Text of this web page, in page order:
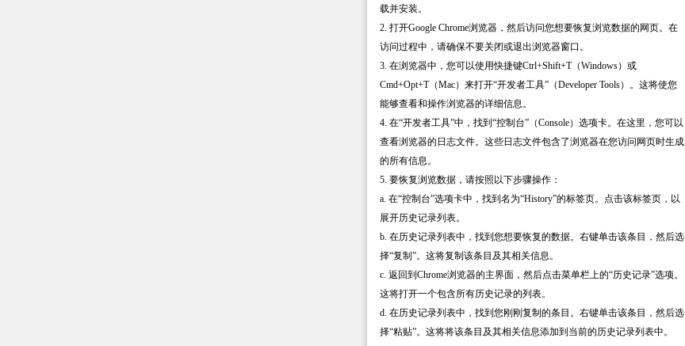
载并安装。
2. 打开Google Chrome浏览器，然后访问您想要恢复浏览数据的网页。在
访问过程中，请确保不要关闭或退出浏览器窗口。
3. 在浏览器中，您可以使用快捷键Ctrl+Shift+T（Windows）或
Cmd+Opt+T（Mac）来打开“开发者工具”（Developer Tools）。这将使您
能够查看和操作浏览器的详细信息。
4. 在“开发者工具”中，找到“控制台”（Console）选项卡。在这里，您可以
查看浏览器的日志文件。这些日志文件包含了浏览器在您访问网页时生成
的所有信息。
5. 要恢复浏览数据，请按照以下步骤操作：
a. 在“控制台”选项卡中，找到名为“History”的标签页。点击该标签页，以
展开历史记录列表。
b. 在历史记录列表中，找到您想要恢复的数据。右键单击该条目，然后选
择“复制”。这将复制该条目及其相关信息。
c. 返回到Chrome浏览器的主界面，然后点击菜单栏上的“历史记录”选项。
这将打开一个包含所有历史记录的列表。
d. 在历史记录列表中，找到您刚刚复制的条目。右键单击该条目，然后选
择“粘贴”。这将将该条目及其相关信息添加到当前的历史记录列表中。